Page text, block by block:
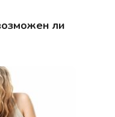
ли